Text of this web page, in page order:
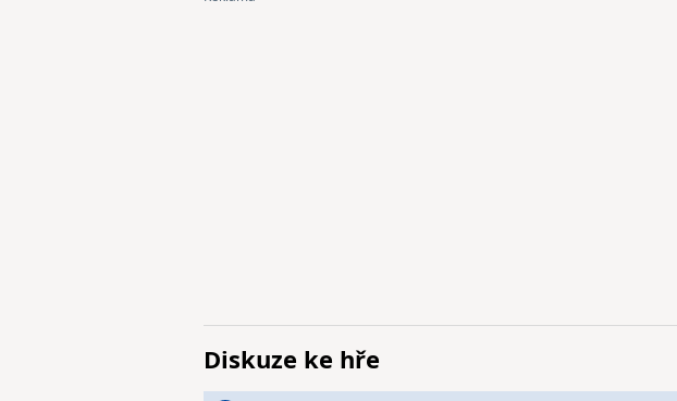
Diskuze ke hře